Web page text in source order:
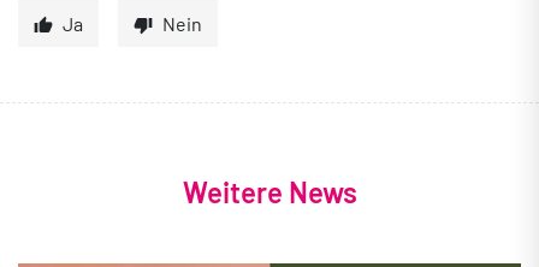
Ja Nein
Weitere News